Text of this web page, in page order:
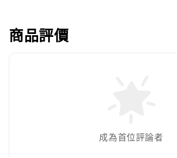
商品評價
成為首位評論者